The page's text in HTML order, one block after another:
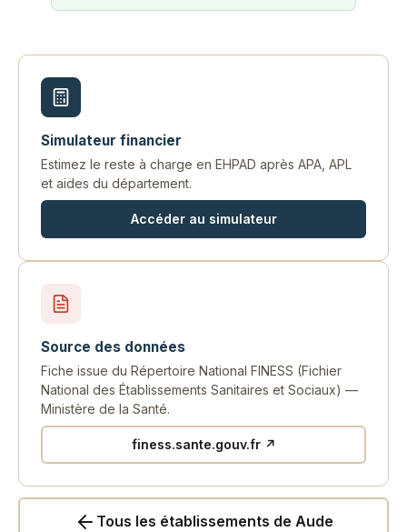
Simulateur financier
Estimez le reste à charge en EHPAD après APA, APL
et aides du département.
Accéder au simulateur
Source des données
Fiche issue du Répertoire National FINESS (Fichier
National des Établissements Sanitaires et Sociaux) —
Ministère de la Santé.
finess.sante.gouv.fr ↗
Tous les établissements de Aude